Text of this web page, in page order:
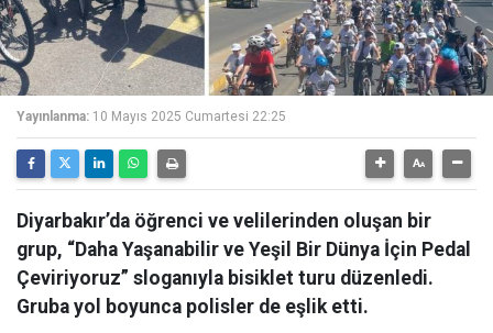
Yayınlanma: 10 Mayıs 2025 Cumartesi 22:25
Diyarbakır’da öğrenci ve velilerinden oluşan bir
grup, “Daha Yaşanabilir ve Yeşil Bir Dünya İçin Pedal
Çeviriyoruz” sloganıyla bisiklet turu düzenledi.
Gruba yol boyunca polisler de eşlik etti.